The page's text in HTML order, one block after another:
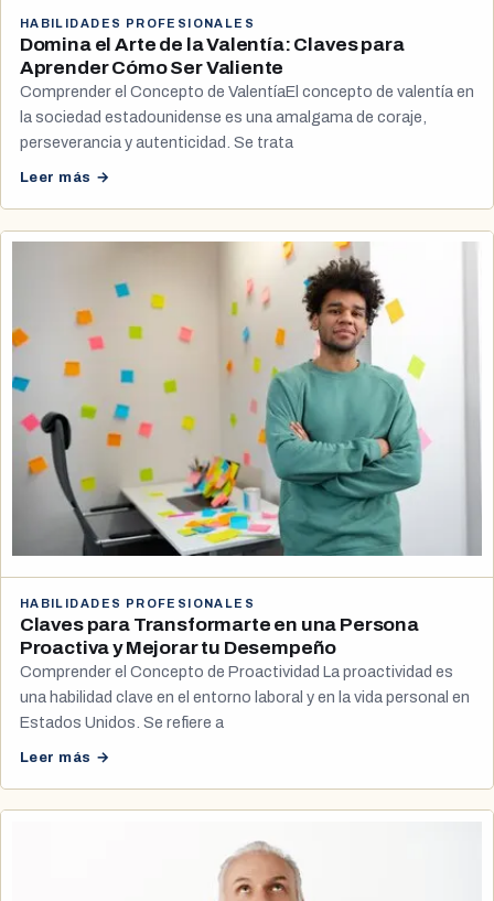
HABILIDADES PROFESIONALES
Domina el Arte de la Valentía: Claves para
Aprender Cómo Ser Valiente
Comprender el Concepto de ValentíaEl concepto de valentía en
la sociedad estadounidense es una amalgama de coraje,
perseverancia y autenticidad. Se trata
Leer más →
HABILIDADES PROFESIONALES
Claves para Transformarte en una Persona
Proactiva y Mejorar tu Desempeño
Comprender el Concepto de Proactividad La proactividad es
una habilidad clave en el entorno laboral y en la vida personal en
Estados Unidos. Se refiere a
Leer más →